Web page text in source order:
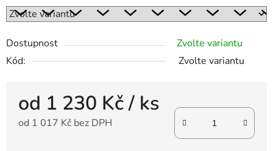
Dostupnost
Zvolte variantu
Kód:
Zvolte variantu
od 1 230 Kč/ ks
od 1 017 Kč bez DPH